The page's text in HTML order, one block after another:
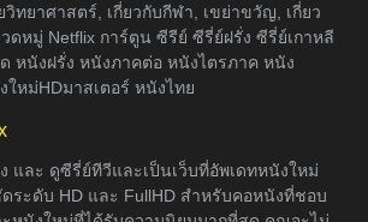
ทยาศาสตร์, เกี่ยวกับกีฬา, เขย่าขวัญ, เกี่ยว
ดหมู่ Netflix การ์ตูน ซีรีย์ ซีรี่ย์ฝรั่ง ซีรี่ย์เกาหลี
หนังฝรั่ง หนังภาคต่อ หนังไตรภาค หนัง
ใหม่HDมาสเตอร์ หนังไทย
และ ดูซีรี่ย์ทีวีและเป็นเว็บที่อัพเดทหนังใหม่
ระดับ HD และ FullHD สำหรับคอหนังที่ชอบ